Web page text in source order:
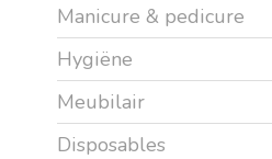
Manicure & pedicure
Hygiëne
Meubilair
Disposables